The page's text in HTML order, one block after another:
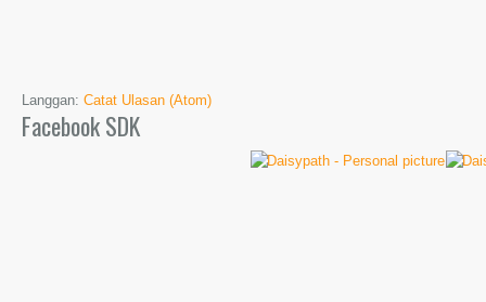
Langgan: Catat Ulasan (Atom)
Facebook SDK